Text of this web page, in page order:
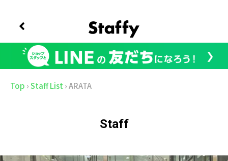
Top ›Staff List ›ARATA
Staff